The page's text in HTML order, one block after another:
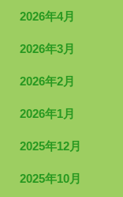
2026年4月
2026年3月
2026年2月
2026年1月
2025年12月
2025年10月